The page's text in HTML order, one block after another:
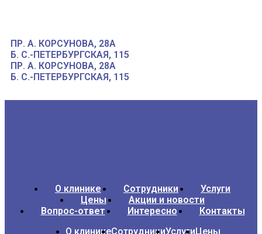
ПР. А. КОРСУНОВА, 28А
Б. С.-ПЕТЕРБУРГСКАЯ, 115
ПР. А. КОРСУНОВА, 28А
Б. С.-ПЕТЕРБУРГСКАЯ, 115
О клинике Сотрудники
Услуги
Цены
Акции и новости
Вопрос-ответ
Интересно
Контакты
О клиникеСотрудникиУслугиЦены